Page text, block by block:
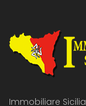
Immobiliare